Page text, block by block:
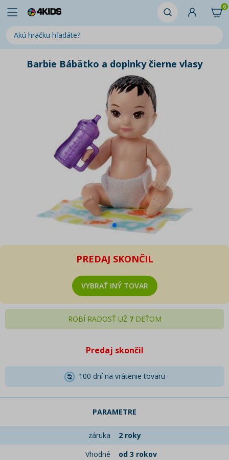
0
Barbie Bábätko a doplnky čierne vlasy
PREDAJ SKONČIL
VYBRAŤ INÝ TOVAR
ROBÍ RADOSŤ UŽ 7DEŤOM
Predaj skončil
100 dní na vrátenie tovaru
PARAMETRE
záruka
2 roky
Vhodné
od 3 rokov